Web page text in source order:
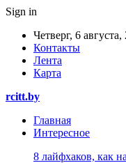
Sign in
Четверг, 6 августа,
Контакты
Лента
Карта
rcitt.by
Главная
Интересное
8 лайфхаков, как